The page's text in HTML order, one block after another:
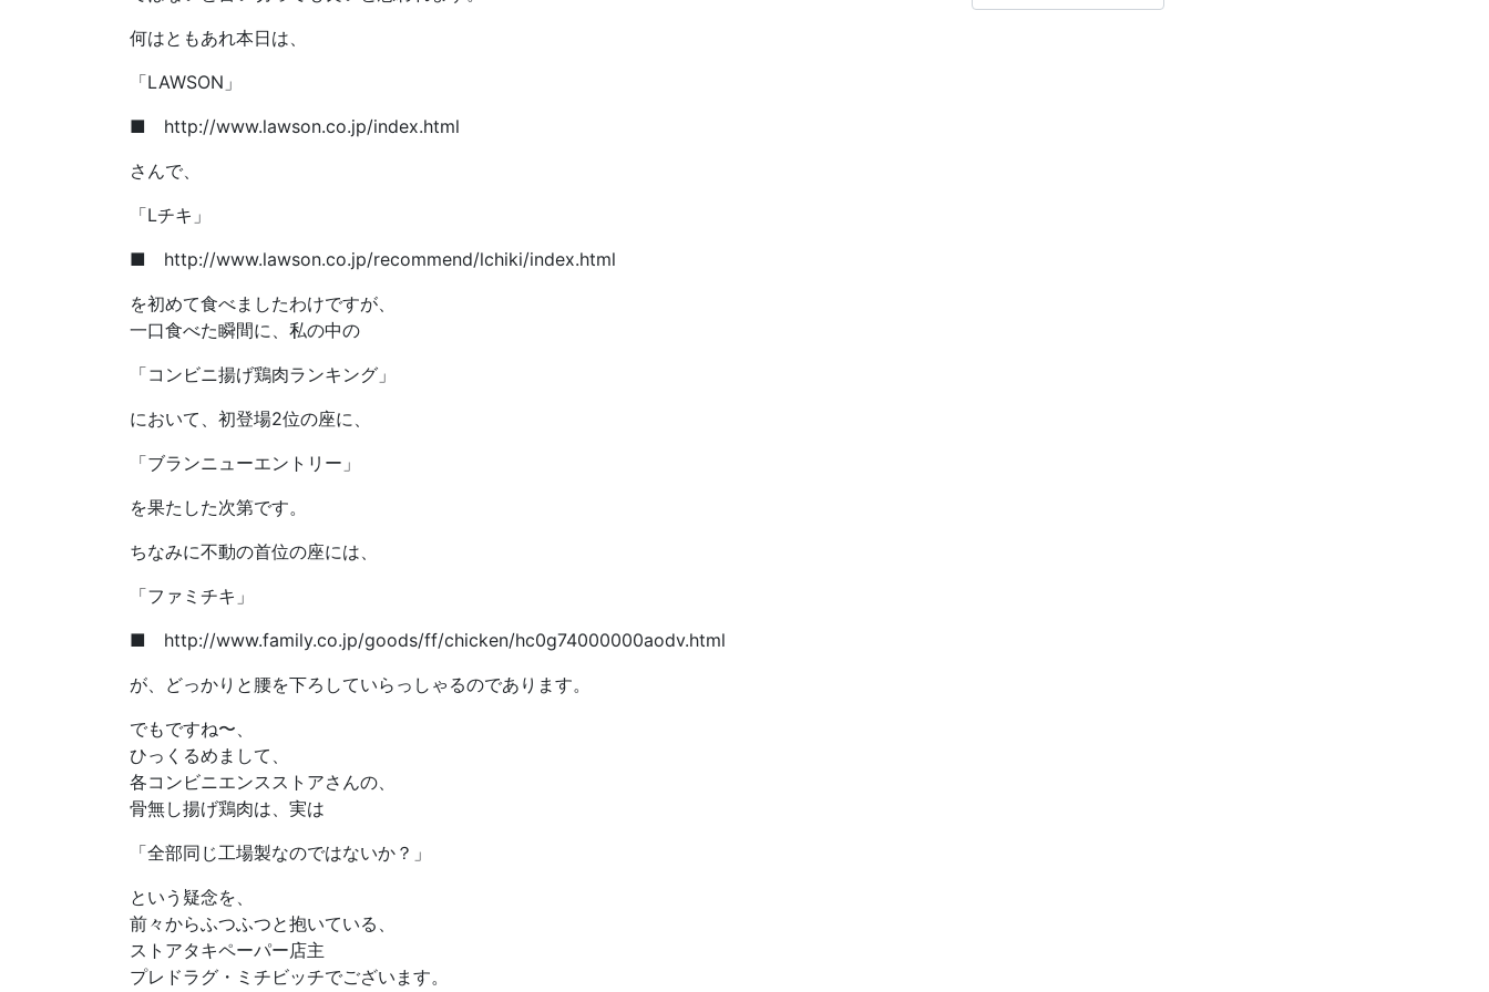
何はともあれ本日は、
「LAWSON」
■ http://www.lawson.co.jp/index.html
さんで、
「Lチキ」
■ http://www.lawson.co.jp/recommend/lchiki/index.html
を初めて食べましたわけですが、
一口食べた瞬間に、私の中の
「コンビニ揚げ鶏肉ランキング」
において、初登場2位の座に、
「ブランニューエントリー」
を果たした次第です。
ちなみに不動の首位の座には、
「ファミチキ」
■ http://www.family.co.jp/goods/ff/chicken/hc0g74000000aodv.html
が、どっかりと腰を下ろしていらっしゃるのであります。
でもですね〜、
ひっくるめまして、
各コンビニエンスストアさんの、
骨無し揚げ鶏肉は、実は
「全部同じ工場製なのではないか？」
という疑念を、
前々からふつふつと抱いている、
ストアタキペーパー店主
プレドラグ・ミチビッチでございます。